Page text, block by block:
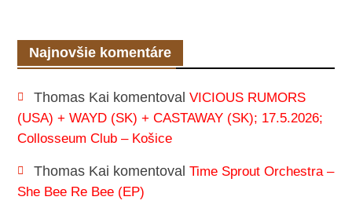
Najnovšie komentáre
Thomas Kai komentoval VICIOUS RUMORS
(USA) + WAYD (SK) + CASTAWAY (SK); 17.5.2026;
Collosseum Club – Košice
Thomas Kai komentoval Time Sprout Orchestra –
She Bee Re Bee (EP)